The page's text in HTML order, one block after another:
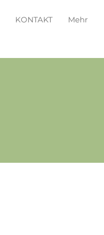
KONTAKT Mehr